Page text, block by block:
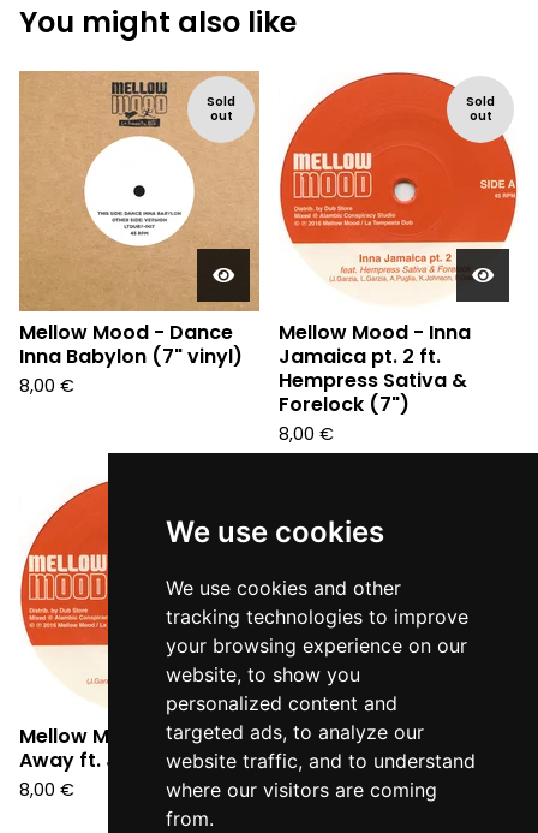
We use cookies
We use cookies and other
tracking technologies to improve
your browsing experience on our
website, to show you
personalized content and
targeted ads, to analyze our
website traffic, and to understand
where our visitors are coming
from.
You might also like
Sold
out
Mellow Mood - Dance
Inna Babylon (7" vinyl)
8,00 €
Sold
out
Mellow Mood - Inna
Jamaica pt. 2 ft.
Hempress Sativa &
Forelock (7")
8,00 €
Mellow Mood - Wipe
Away ft. Jah9 (7")
8,00 €